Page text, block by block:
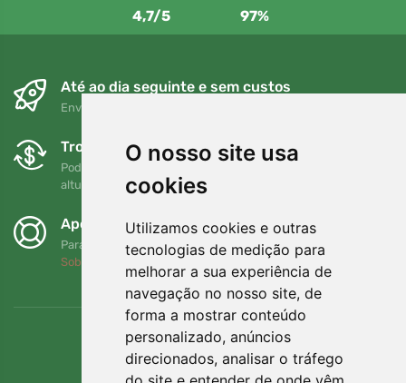
O nosso site usa
cookies
Utilizamos cookies e outras
tecnologias de medição para
melhorar a sua experiência de
navegação no nosso site, de
forma a mostrar conteúdo
personalizado, anúncios
direcionados, analisar o tráfego
4,7/5 97%
Até ao dia seguinte e sem custos
Envio gratuito para encomendas superiores a 80 EUR
Trocas e devoluções gratuitas
Pode devolver ou trocar a sua encomenda em qualquer
altura no prazo de 90 dias
Apoiamos a Trees.org
Para cada encomenda plantamos uma árvore! Leia mais
Sobre nós